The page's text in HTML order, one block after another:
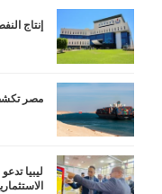
إنتاج
مصر
ليبيا